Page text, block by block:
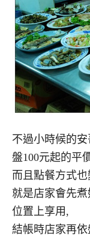
不過小時候的
盤100元起的平
而且點餐方式
就是店家會先
位置上享用,
結帳時店家再